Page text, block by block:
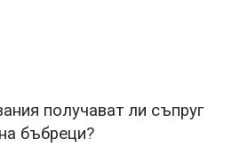
получават ли съпруг
бъбреци?